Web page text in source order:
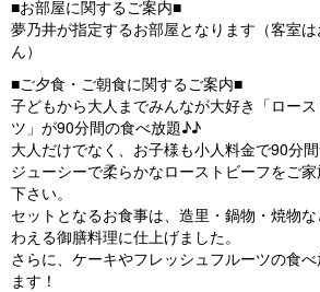
■お部屋に関するご案内■
夢乃井が指定するお部屋となります（客室
ん）
■ご夕食・ご朝食に関するご案内■
子どもから大人までみんなが大好き「ロー
ツ」が90分間の食べ放題♪♪
大人だけでなく、お子様も小人料金で90分
ジューシーで柔らかなローストビーフをご
下さい。
セットとなるお食事は、造里・鍋物・焼物
わえる御膳料理に仕上げました。
さらに、ケーキやフレッシュフルーツの食
ます！